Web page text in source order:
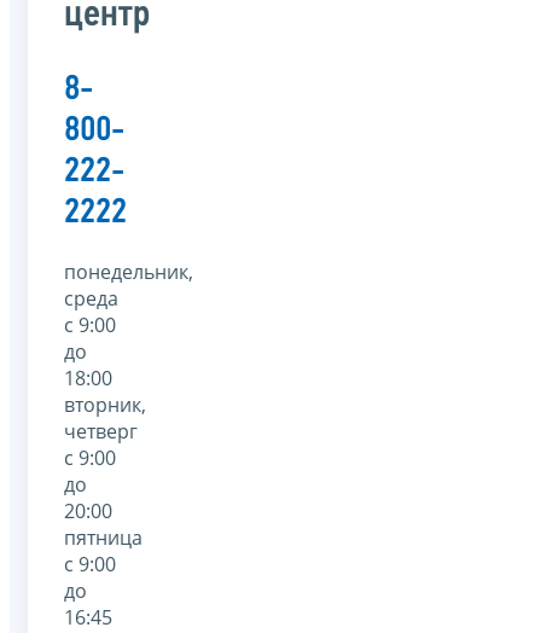
центр
8-
800-
222-
2222
понедельник,
среда
с 9:00
до
18:00
вторник,
четверг
с 9:00
до
20:00
пятница
с 9:00
до
16:45